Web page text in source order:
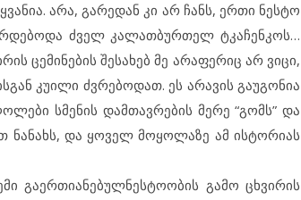
არა, გარედან კი არ ჩანს, ერთი ნესტო
ძველ კალათბურთელ ტკაჩენკოს…
ცემინების შესახებ მე არაფერიც არ ვიცი,
კუილი ძვრებოდათ. ეს არავის გაუგონია
სმენის დამთავრების მერე “გომს” და
ნანახს, და ყოველ მოყოლაზე ამ ისტორიას
გაერთიანებულნესტოობის გამო ცხვირის